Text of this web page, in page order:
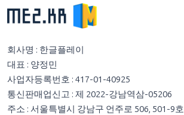
회사명 : 한글플레이
대표 : 양정민
사업자등록번호 : 417-01-40925
통신판매업신고 : 제 2022-강남역삼-05206
주소 : 서울특별시 강남구 언주로 506, 501-9호